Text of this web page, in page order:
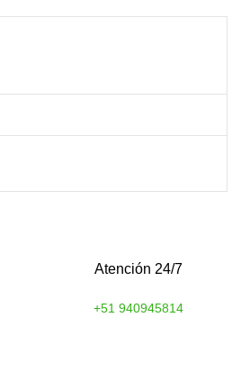
Atención 24/7
+51 940945814